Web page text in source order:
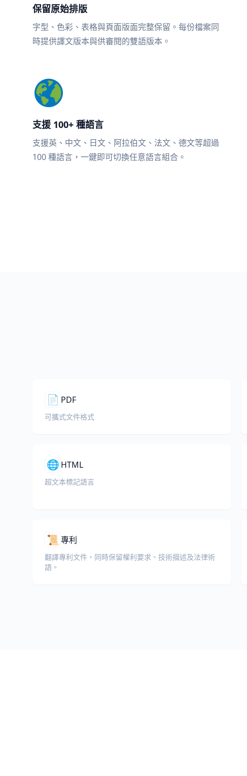
保留原始排版
字型、色彩、表格與頁面版面完整保留。每份檔案同
時提供譯文版本與供審閱的雙語版本。
支援 100+ 種語言
支援英、中文、日文、阿拉伯文、法文、德文等超過
100 種語言，一鍵即可切換任意語言組合。
📄 PDF
可攜式文件格式
🌐 HTML
超文本標記語言
📜 專利
翻譯專利文件，同時保留權利要求、技術描述及法律術
語。